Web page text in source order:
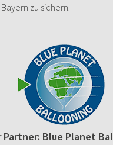
zu sichern.
Partner: Blue Planet